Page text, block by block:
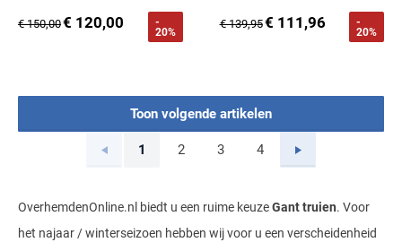
€ 150,00€ 120,00
-
20%
€ 139,95€ 111,96
-
20%
Toon volgende artikelen
Vorige
1
2
3
4 Volgende
OverhemdenOnline.nl biedt u een ruime keuzeGant truien. Voor
het najaar / winterseizoen hebben wij voor u een verscheidenheid